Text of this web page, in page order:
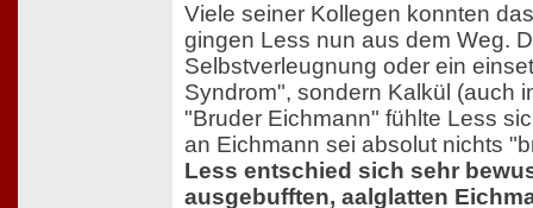
Viele seiner Kollegen konnten
gingen Less nun aus dem Weg.
Selbstverleugnung oder ein
Syndrom", sondern Kalkül (auch
"Bruder Eichmann" fühlte Less
an Eichmann sei absolut nichts
Less entschied sich sehr
ausgebufften, aalglatten